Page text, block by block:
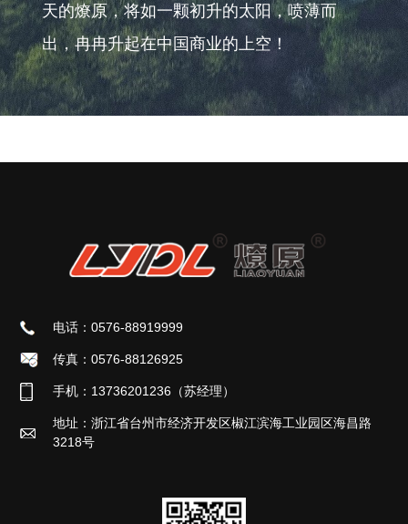
天的燎原，将如一颗初升的太阳，喷薄而
出，冉冉升起在中国商业的上空！
电话：0576-88919999
传真：0576-88126925
手机：13736201236（苏经理）
地址：浙江省台州市经济开发区椒江滨海工业园区海昌路
3218号